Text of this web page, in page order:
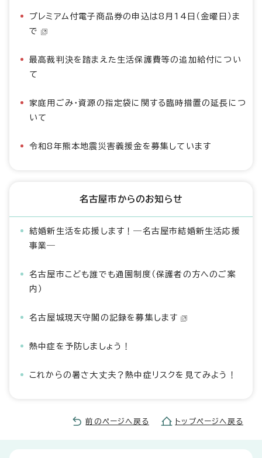
プレミアム付電子商品券の申込は8月14日（金曜日）ま
で
最高裁判決を踏まえた生活保護費等の追加給付につい
て
家庭用ごみ・資源の指定袋に関する臨時措置の延長につ
いて
令和8年熊本地震災害義援金を募集しています
名古屋市からのお知らせ
結婚新生活を応援します！―名古屋市結婚新生活応援
事業―
名古屋市こども誰でも通園制度（保護者の方へのご案
内）
名古屋城現天守閣の記録を募集します
熱中症を予防しましょう！
これからの暑さ大丈夫？熱中症リスクを見てみよう！
前のページへ戻る トップページへ戻る